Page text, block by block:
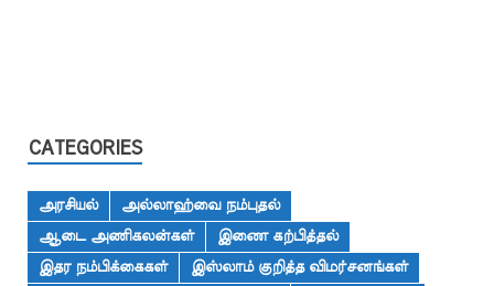
CATEGORIES
அரசியல்
அல்லாஹ்வை நம்புதல்
ஆடை அணிகலன்கள்
இணை கற்பித்தல்
இதர நம்பிக்கைகள்
இஸ்லாம் குறித்த விமர்சனங்கள்